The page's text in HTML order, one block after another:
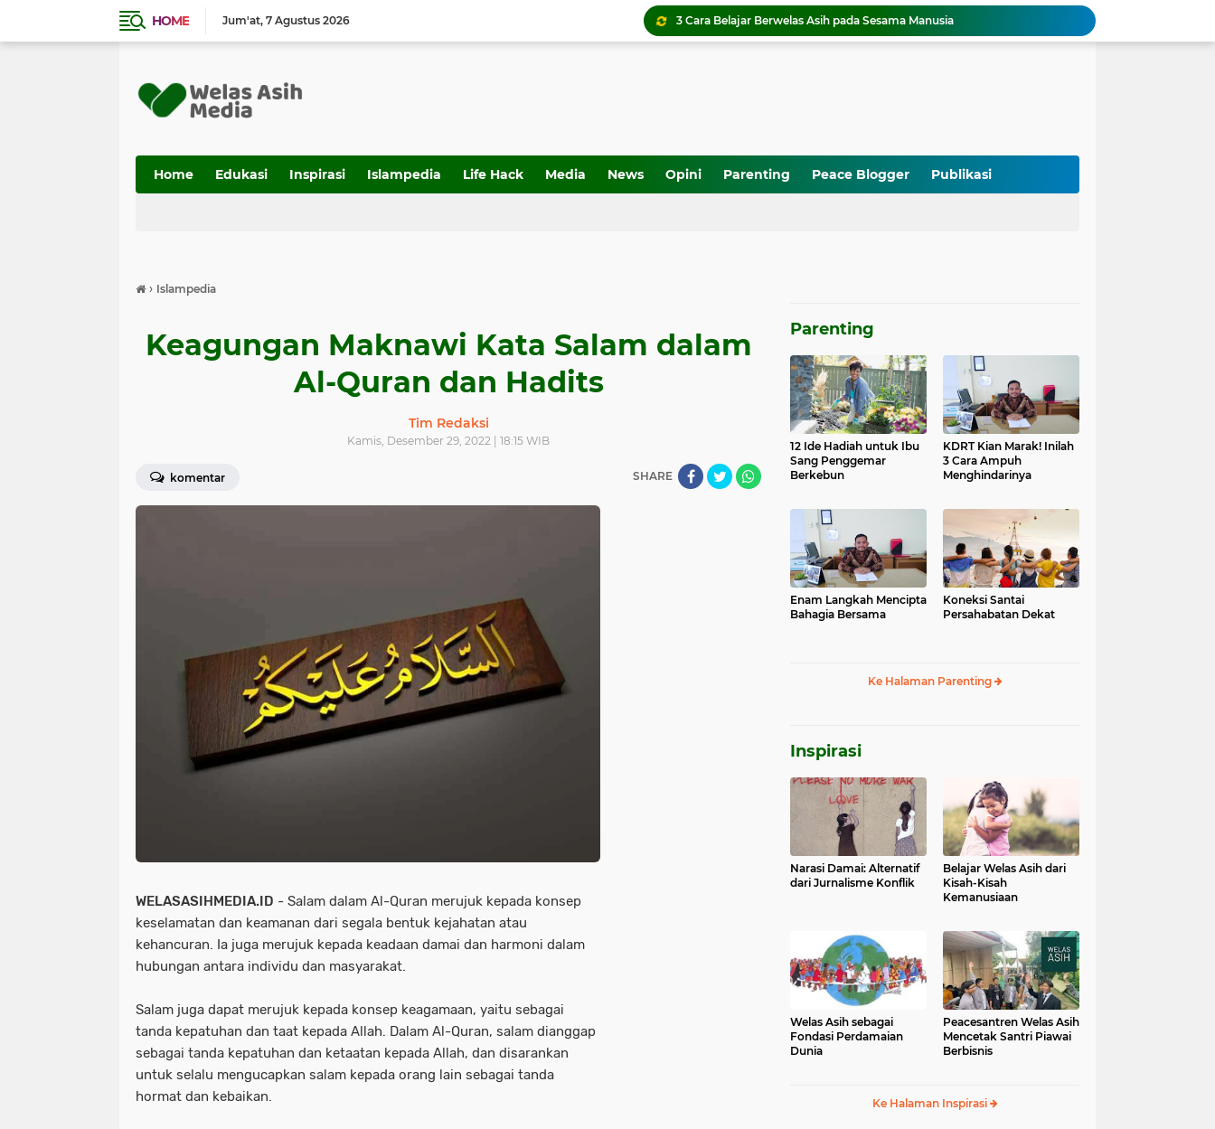
HOME Jum'at 7 Agustus 2026
3 Cara Belajar Berwelas Asih pada Sesama Manusia
Inilah Alasannya Suara Blogger di Internet Harus Cinta Damai
Empati Digital: Tantangan dan Harapan
Mengapa Kita Perlu Media yang Berpihak pada Korban? Ini Alasannya!
Home Edukasi Inspirasi Islampedia Life Hack Media News Opini Parenting Peace Blogger Publikasi
› Islampedia
Keagungan Maknawi Kata Salam dalam
Al-Quran dan Hadits
Tim Redaksi
Kamis, Desember 29, 2022 | 18:15 WIB
komentar SHARE
WELASASIHMEDIA.ID - Salam dalam Al-Quran merujuk kepada konsep
keselamatan dan keamanan dari segala bentuk kejahatan atau
kehancuran. Ia juga merujuk kepada keadaan damai dan harmoni dalam
hubungan antara individu dan masyarakat.
Salam juga dapat merujuk kepada konsep keagamaan, yaitu sebagai
tanda kepatuhan dan taat kepada Allah. Dalam Al-Quran, salam dianggap
sebagai tanda kepatuhan dan ketaatan kepada Allah, dan disarankan
untuk selalu mengucapkan salam kepada orang lain sebagai tanda
hormat dan kebaikan.
Parenting
12 Ide Hadiah untuk Ibu
Sang Penggemar
Berkebun
KDRT Kian Marak! Inilah
3 Cara Ampuh
Menghindarinya
Enam Langkah Mencipta
Bahagia Bersama
Koneksi Santai
Persahabatan Dekat
Ke Halaman Parenting
Inspirasi
Narasi Damai: Alternatif
dari Jurnalisme Konflik
Belajar Welas Asih dari
Kisah-Kisah
Kemanusiaan
Welas Asih sebagai
Fondasi Perdamaian
Dunia
Peacesantren Welas Asih
Mencetak Santri Piawai
Berbisnis
Ke Halaman Inspirasi